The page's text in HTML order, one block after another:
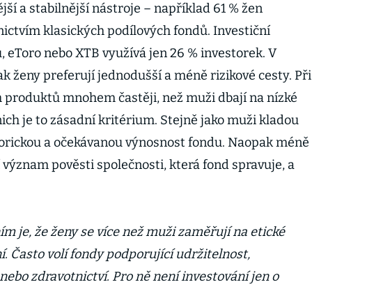
a stabilnější nástroje – například 61 % žen
klasických podílových fondů. Investiční
eToro nebo XTB využívá jen 26 % investorek. V
ženy preferují jednodušší a méně rizikové cesty. Při
mnohem častěji, než muži dbají na nízké
je to zásadní kritérium. Stejně jako muži kladou
a očekávanou výnosnost fondu. Naopak méně
pověsti společnosti, která fond spravuje, a
je, že ženy se více než muži zaměřují na etické
Často volí fondy podporující udržitelnost,
zdravotnictví. Pro ně není investování jen o